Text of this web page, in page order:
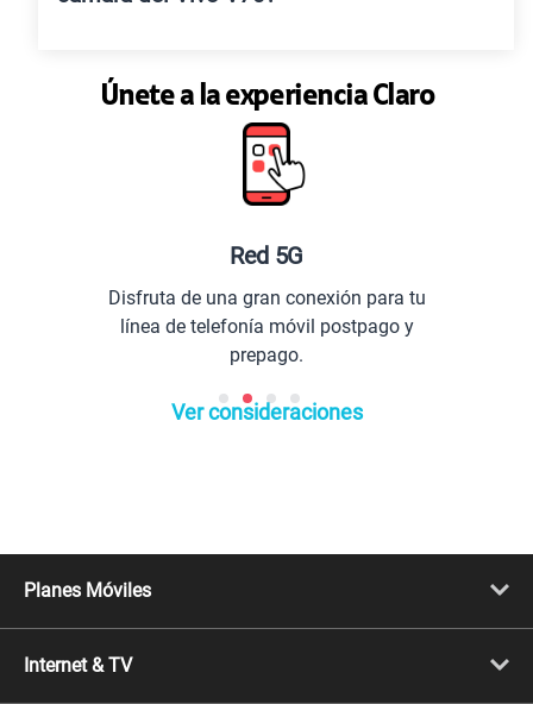
Únete a la experiencia Claro
de una gran conexión para tu
de telefonía móvil postpago y
Ver consideraciones
Planes Móviles
Línea Nueva
Línea Adicional
Internet & TV